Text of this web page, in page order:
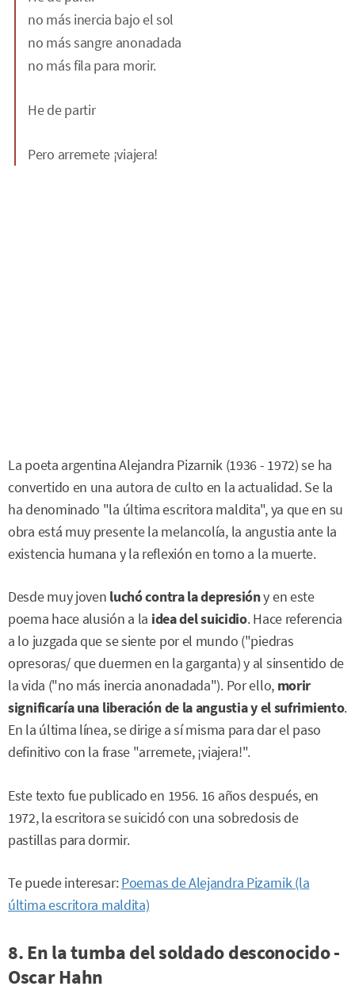
no más inercia bajo el sol
no más sangre anonadada
no más fila para morir.
He de partir
Pero arremete ¡viajera!
La poeta argentina Alejandra Pizarnik (1936 - 1972) se ha
convertido en una autora de culto en la actualidad. Se la
ha denominado "la última escritora maldita", ya que en su
obra está muy presente la melancolía, la angustia ante la
existencia humana y la reflexión en torno a la muerte.
Desde muy joven luchó contra la depresióny en este
poema hace alusión a la idea del suicidio. Hace referencia
a lo juzgada que se siente por el mundo ("piedras
opresoras/ que duermen en la garganta) y al sinsentido de
la vida ("no más inercia anonadada"). Por ello, morir
significaría una liberación de la angustia y el sufrimiento.
En la última línea, se dirige a sí misma para dar el paso
definitivo con la frase "arremete, ¡viajera!".
Este texto fue publicado en 1956. 16 años después, en
1972, la escritora se suicidó con una sobredosis de
pastillas para dormir.
Te puede interesar:Poemas de Alejandra Pizarnik (la
última escritora maldita)
8. En la tumba del soldado desconocido -
Oscar Hahn